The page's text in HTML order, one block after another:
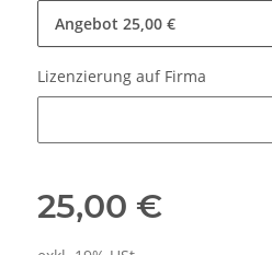
Angebot 25,00 €
Lizenzierung auf Firma
25,00 €